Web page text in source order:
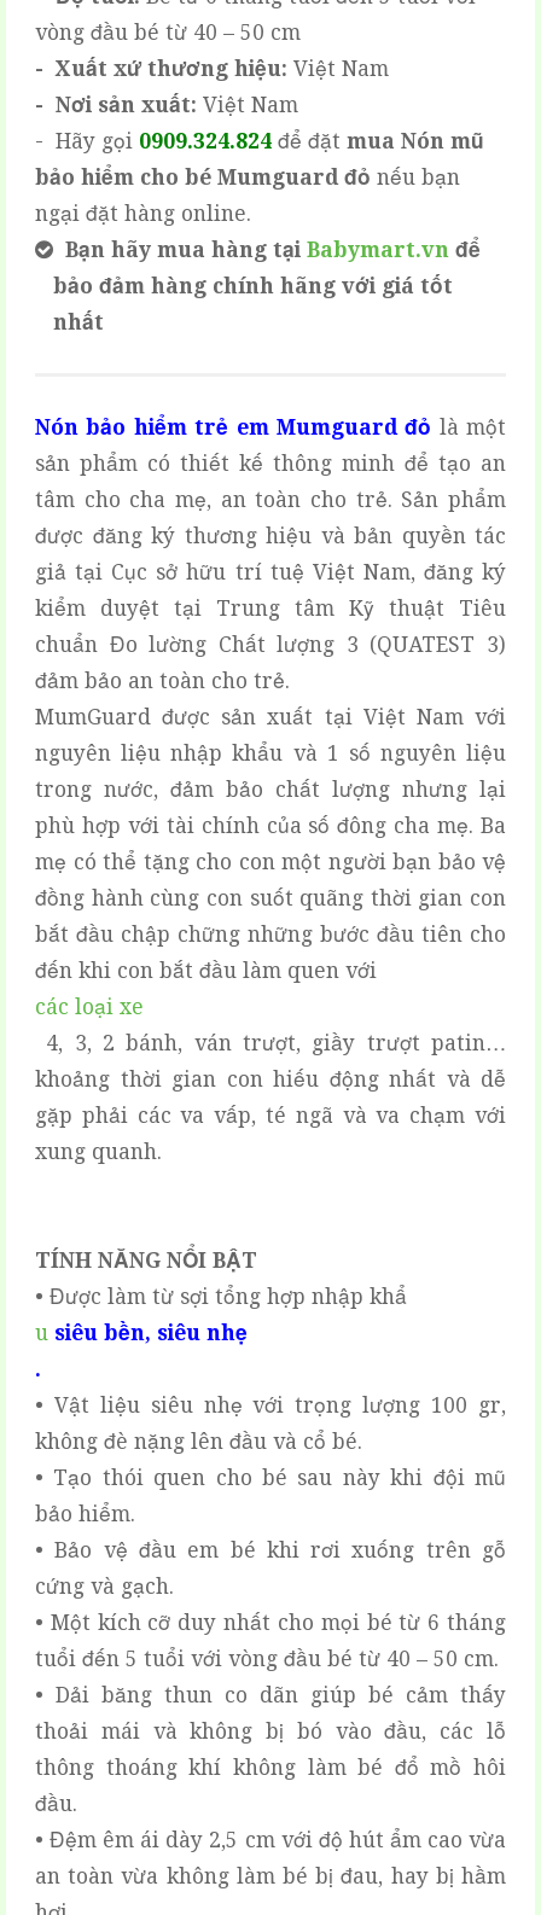
vòng đầu bé từ 40 – 50 cm
- Xuất xứ thương hiệu: Việt Nam
- Nơi sản xuất: Việt Nam
- Hãy gọi 0909.324.824 để đặt mua Nón mũ
bảo hiểm cho bé Mumguard đỏ nếu bạn
ngại đặt hàng online.
Bạn hãy mua hàng tại Babymart.vn để
bảo đảm hàng chính hãng với giá tốt
nhất
Nón bảo hiểm trẻ em Mumguard đỏ là một
sản phẩm có thiết kế thông minh để tạo an
tâm cho cha mẹ, an toàn cho trẻ. Sản phẩm
được đăng ký thương hiệu và bản quyền tác
giả tại Cục sở hữu trí tuệ Việt Nam, đăng ký
kiểm duyệt tại Trung tâm Kỹ thuật Tiêu
chuẩn Đo lường Chất lượng 3 (QUATEST 3)
đảm bảo an toàn cho trẻ.
MumGuard được sản xuất tại Việt Nam với
nguyên liệu nhập khẩu và 1 số nguyên liệu
trong nước, đảm bảo chất lượng nhưng lại
phù hợp với tài chính của số đông cha mẹ. Ba
mẹ có thể tặng cho con một người bạn bảo vệ
đồng hành cùng con suốt quãng thời gian con
bắt đầu chập chững những bước đầu tiên cho
đến khi con bắt đầu làm quen với
các loại xe
4, 3, 2 bánh, ván trượt, giầy trượt patin…
khoảng thời gian con hiếu động nhất và dễ
gặp phải các va vấp, té ngã và va chạm với
xung quanh.
TÍNH NĂNG NỔI BẬT
• Được làm từ sợi tổng hợp nhập khẩ
u siêu bền, siêu nhẹ
.
• Vật liệu siêu nhẹ với trọng lượng 100 gr,
không đè nặng lên đầu và cổ bé.
• Tạo thói quen cho bé sau này khi đội mũ
bảo hiểm.
• Bảo vệ đầu em bé khi rơi xuống trên gỗ
cứng và gạch.
• Một kích cỡ duy nhất cho mọi bé từ 6 tháng
tuổi đến 5 tuổi với vòng đầu bé từ 40 – 50 cm.
• Dải băng thun co dãn giúp bé cảm thấy
thoải mái và không bị bó vào đầu, các lỗ
thông thoáng khí không làm bé đổ mồ hôi
đầu.
• Đệm êm ái dày 2,5 cm với độ hút ẩm cao vừa
an toàn vừa không làm bé bị đau, hay bị hầm